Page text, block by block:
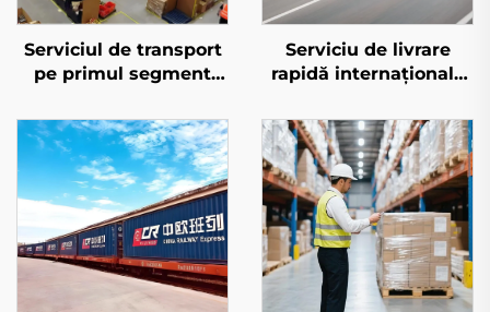
Serviciul de transport
pe primul segment
Serviciu de livrare
rapidă internațională